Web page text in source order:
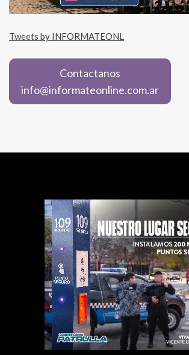
Tweets by INFORMATEONL
Contactanos
info@informateonline.com.ar